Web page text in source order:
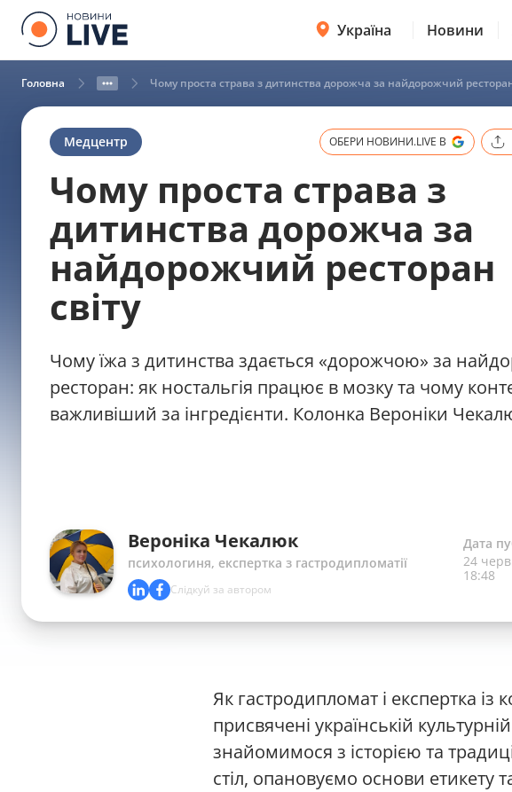
Україна Новини
Головна Чому проста страва з дитинства дорожча за найдорожчий ресторан
Медцентр ОБЕРИ НОВИНИ.LIVE В
Чому проста страва з
дитинства дорожча за
найдорожчий ресторан
світу
Чому їжа з дитинства здається «дорожчою» за
ресторан: як ностальгія працює в мозку та чому
важливіший за інгредієнти. Колонка Вероніки
Вероніка Чекалюк
психологиня, експертка з гастродипломатії
Слідкуй за автором
Дата
24
18:48
Як гастродипломат і експертка
присвячені українській
знайомимося з історією та
стіл, опановуємо основи етикету